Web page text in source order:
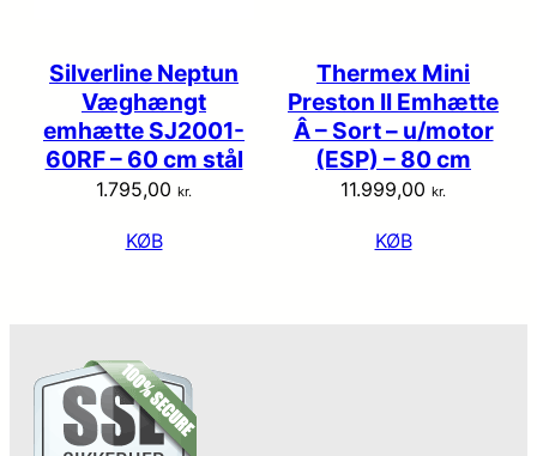
Silverline Neptun
Væghængt
emhætte SJ2001-
60RF – 60 cm stål
1.795,00 kr.
KØB
Thermex Mini
Preston II Emhætte
Â – Sort – u/motor
(ESP) – 80 cm
11.999,00 kr.
KØB